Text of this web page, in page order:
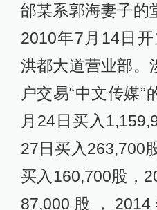
邰某系郭海妻子的
2010年7月14日
洪都大道营业部。
户交易“中文传媒
月24日买入
27日买入263,700
买入160,700股，
87,000股，